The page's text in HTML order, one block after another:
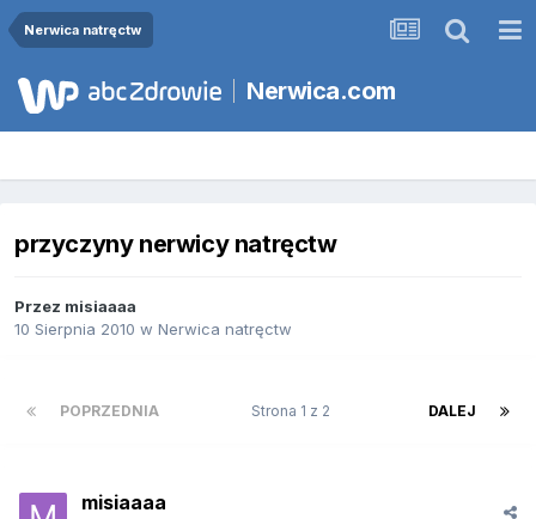
Nerwica natręctw
Nerwica.com
przyczyny nerwicy natręctw
Przez misiaaaa
10 Sierpnia 2010 w Nerwica natręctw
POPRZEDNIA DALEJ
Strona 1 z 2
misiaaaa